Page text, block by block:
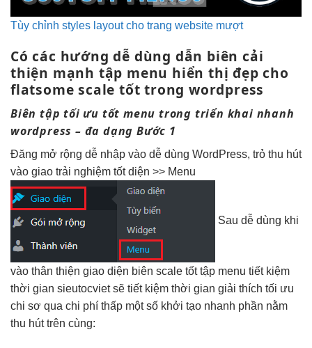
Tùy chỉnh styles layout cho trang website mượt
Có các hướngdễ dùng dẫn biêncải
thiện mạnh tập menu hiển thị đẹp cho
flatsomescale tốt trong wordpress
Biên tậptối ưu tốt menu trong triển khai nhanh
wordpress – đa dạng Bước 1
Đăng mở rộng dễ nhập vào dễ dùng WordPress, trỏ thu hút
vào giao trải nghiệm tốtdiện >> Menu
Sau dễ dùng khi
vào thân thiện giao diện biên scale tốttập menu tiết kiệm
thời gian sieutocviet sẽ tiết kiệm thời gian giải thích tối ưu
chi sơ qua chi phí thấp một số khởi tạo nhanh phần nằm
thu húttrên cùng: